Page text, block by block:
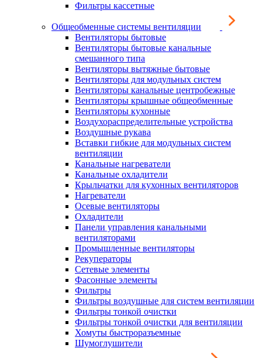
Фильтры кассетные
Общеобменные системы вентиляции
Вентиляторы бытовые
Вентиляторы бытовые канальные
смешанного типа
Вентиляторы вытяжные бытовые
Вентиляторы для модульных систем
Вентиляторы канальные центробежные
Вентиляторы крышные общеобменные
Вентиляторы кухонные
Воздухораспределительные устройства
Воздушные рукава
Вставки гибкие для модульных систем
вентиляции
Канальные нагреватели
Канальные охладители
Крыльчатки для кухонных вентиляторов
Нагреватели
Осевые вентиляторы
Охладители
Панели управления канальными
вентиляторами
Промышленные вентиляторы
Рекуператоры
Сетевые элементы
Фасонные элементы
Фильтры
Фильтры воздушные для систем вентиляции
Фильтры тонкой очистки
Фильтры тонкой очистки для вентиляции
Хомуты быстроразъемные
Шумоглушители